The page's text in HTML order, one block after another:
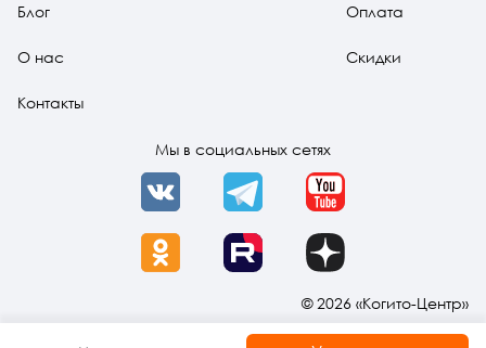
Блог
О нас
Контакты
Оплата
Скидки
Мы в социальных сетях
VK Telegram YouTube
OK Rutube Dzen
© 2026 «Когито-Центр»